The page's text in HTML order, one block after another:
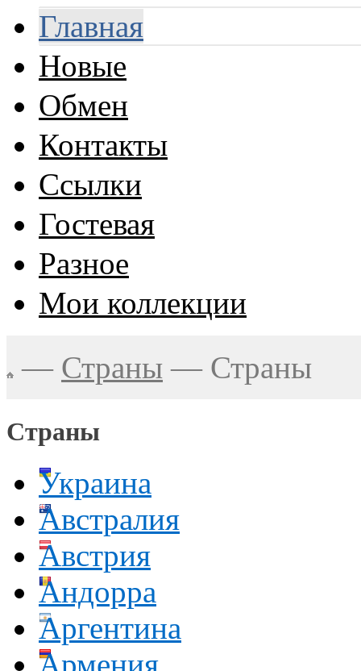
Главная
Новые
Обмен
Контакты
Ссылки
Гостевая
Разное
Мои коллекции
— Страны — Страны
Страны
Украина
Австралия
Австрия
Андорра
Аргентина